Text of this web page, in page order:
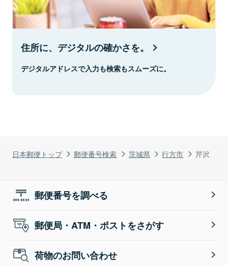
日本郵便トップ 郵便番号検索 茨城県 行方市 芹沢
住所に、デジタルの確かさを。
デジタルアドレスで入力も検索もスムーズに。
郵便番号を調べる
郵便局・ATM・ポストをさがす
荷物のお問い合わせ